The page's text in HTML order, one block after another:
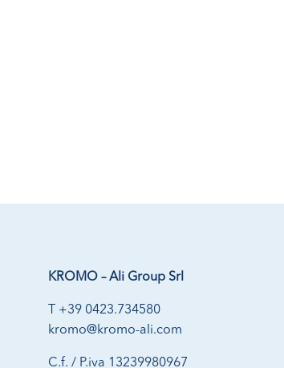
KROMO – Ali Group Srl
T +39 0423.734580
kromo@kromo-ali.com
C.f. / P.iva 13239980967